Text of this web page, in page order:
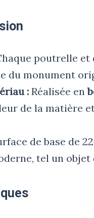
poutrelle
du monument
: Réalisée en
de la matière
de base de
tel un